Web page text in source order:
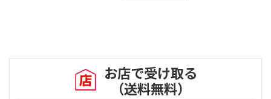
お店で受け取る
（送料無料）